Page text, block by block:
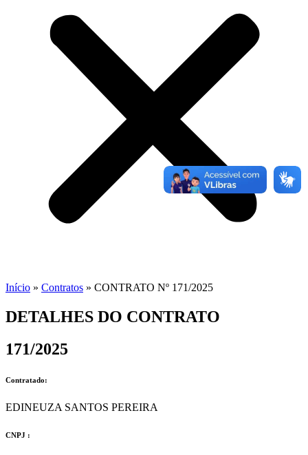
Início » Contratos » CONTRATO Nº 171/2025
DETALHES DO CONTRATO​
171/2025
Contratado:
EDINEUZA SANTOS PEREIRA
CNPJ :